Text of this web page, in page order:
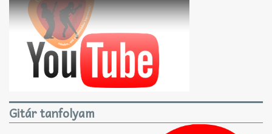
Gitár tanfolyam